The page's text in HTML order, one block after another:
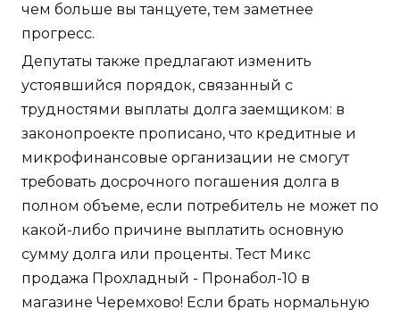
чем больше вы танцуете, тем заметнее
прогресс.
Депутаты также предлагают изменить
устоявшийся порядок, связанный с
трудностями выплаты долга заемщиком: в
законопроекте прописано, что кредитные и
микрофинансовые организации не смогут
требовать досрочного погашения долга в
полном объеме, если потребитель не может по
какой-либо причине выплатить основную
сумму долга или проценты. Тест Микс
продажа Прохладный - Пронабол-10 в
магазине Черемхово! Если брать нормальную